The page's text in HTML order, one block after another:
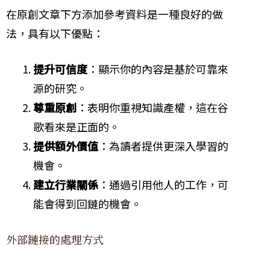
在原創文章下方添加參考資料是一種良好的做
法，具有以下優點：
提升可信度 ：顯示你的內容是基於可靠來
源的研究。
尊重原創 ：表明你重視知識產權，這在谷
歌看來是正面的。
提供額外價值 ：為讀者提供更深入學習的
機會。
建立行業關係：通過引用他人的工作，可
能會得到回鏈的機會。
外部鏈接的處理方式